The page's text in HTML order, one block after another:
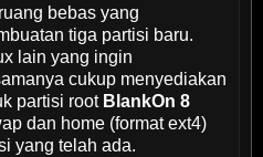
bebas yang
tiga partisi baru.
lain yang ingin
cukup menyediakan
partisi root BlankOn 8
dan home (format ext4)
yang telah ada.